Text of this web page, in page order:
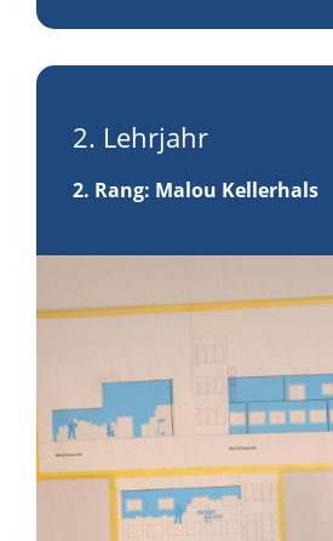
2. Lehrjahr
2. Rang: Malou Kellerhals